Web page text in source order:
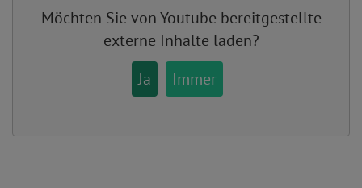
Möchten Sie vonYoutube bereitgestellte
externe Inhalte laden?
Ja
Immer